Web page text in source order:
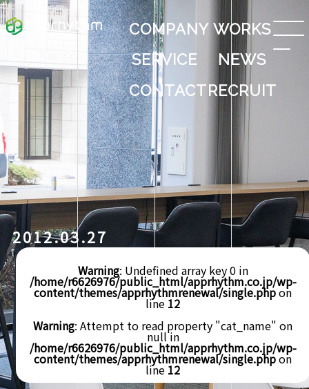
COMPANY WORKS
SERVICE
NEWS
CONTACTRECRUIT
2012.03.27
Warning: Undefined array key 0 in
/home/r6626976/public_html/apprhythm.co.jp/wp-
content/themes/apprhythmrenewal/single.phpon
line 12
Warning: Attempt to read property "cat_name" on
null in
/home/r6626976/public_html/apprhythm.co.jp/wp-
content/themes/apprhythmrenewal/single.phpon
line 12